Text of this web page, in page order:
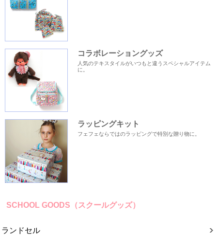
コラボレーショングッズ
人気のテキスタイルがいつもと違うスペシャルアイテム
に。
ラッピングキット
フェフェならではのラッピングで特別な贈り物に。
SCHOOL GOODS（スクールグッズ）
ランドセル